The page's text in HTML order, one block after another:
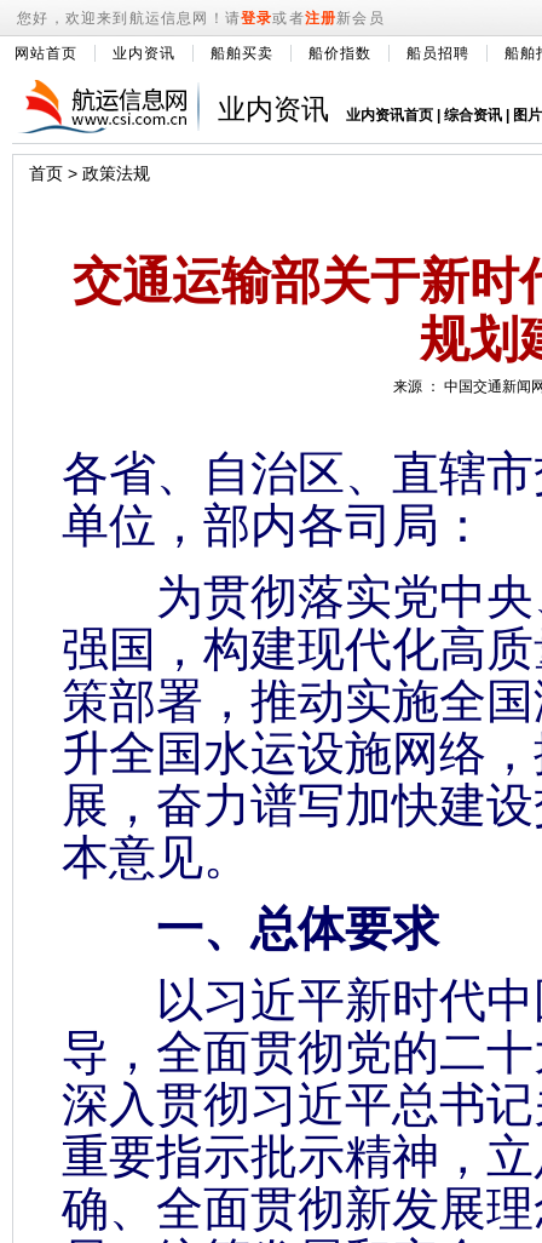
您好，欢迎来到航运信息网！请登录或者注册新会员
网站首页 业内资讯 船舶买卖 船价指数 船员招聘 船舶
业内资讯 业内资讯首页 综合资讯 图
首页 > 政策法规
交通运输部关于新时
规划
来源 ： 中国交通新
各省、自治区、直辖
单位，部内各司局：
为贯彻落实党中央
强国，构建现代化高
策部署，推动实施全
升全国水运设施网络
展，奋力谱写加快建
本意见。
一、总体要求
以习近平新时代中
导，全面贯彻党的二
深入贯彻习近平总书
重要指示批示精神，
确、全面贯彻新发展